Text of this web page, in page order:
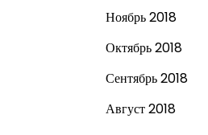
Ноябрь 2018
Октябрь 2018
Сентябрь 2018
Август 2018